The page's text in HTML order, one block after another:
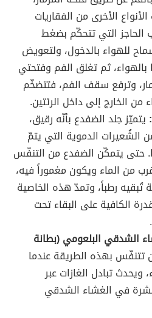
الأخرى من الفقاريات
الحاجز التي تتحكّم بضغط
للهواء بالدخول، ولتعويض
ثم تغلق الفم وفتحتي
وترفع سقف الفم، فتتضخّم
من الخارج إلى داخل الرئتين.
يتميّز جلد الضفدع بأنّه رقيق،
الشُعيرات الدموية التي يتمّ
حتى يتمكّن الضفدع من التنفّس
من الماء ويكون مغموراً فيه،
تُبقيه رطباً، وتمدّ هذه الخاصية
الكافية على البقاء تحت
الشدقي البلعومي (بطانة
تتنفّس بهذه الطريقة عندما
ويحدث تبادل الغازات عبر
في الغشاء الشدقي